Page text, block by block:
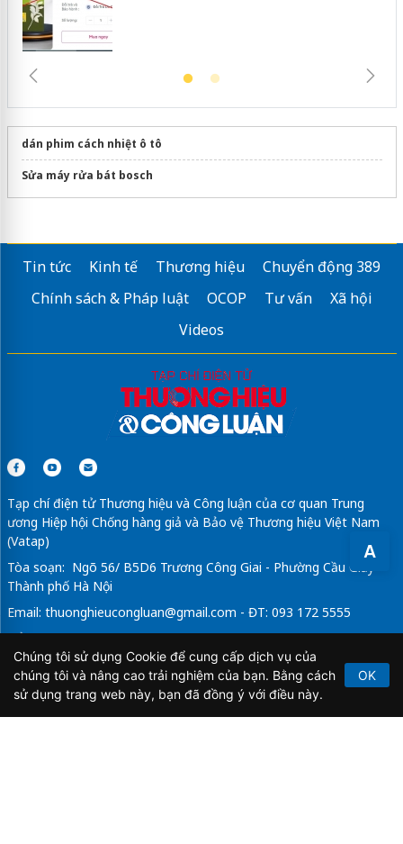
A
dán phim cách nhiệt ô tô
Sửa máy rửa bát bosch
Tin tức Kinh tế Thương hiệu
Chuyển động 389
Chính sách & Pháp luật
OCOP Tư vấn
Xã hội
Videos
Tạp chí điện tử Thương hiệu và Công luận của cơ quan Trung
ương Hiệp hội Chống hàng giả và Bảo vệ Thương hiệu Việt Nam
(Vatap)
Tòa soạn: Ngõ 56/ B5D6 Trương Công Giai - Phường Cầu Giấy -
Thành phố Hà Nội
Email: thuonghieucongluan@gmail.com - ĐT: 093 172 5555
Tổng Biên Tập: Vũ Đức Thuận
Giấy phép hoạt động báo chí điện tử số 64/GP-BTTTT do Bộ
Thông tin và Truyền thông cấp ngày 21/2/2020.
Chúng tôi sử dụng Cookie để cung cấp dịch vụ của
chúng tôi và nâng cao trải nghiệm của bạn. Bằng cách
sử dụng trang web này, bạn đã đồng ý với điều này.
OK